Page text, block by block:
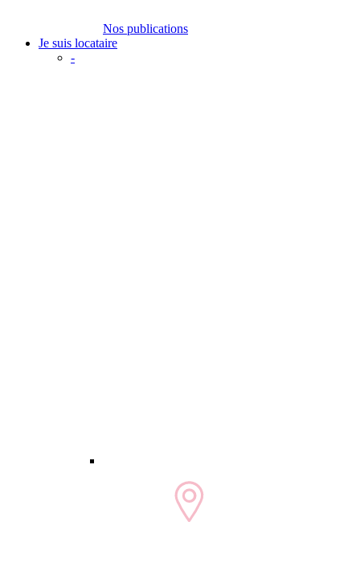
Nos publications
Je suis locataire
-